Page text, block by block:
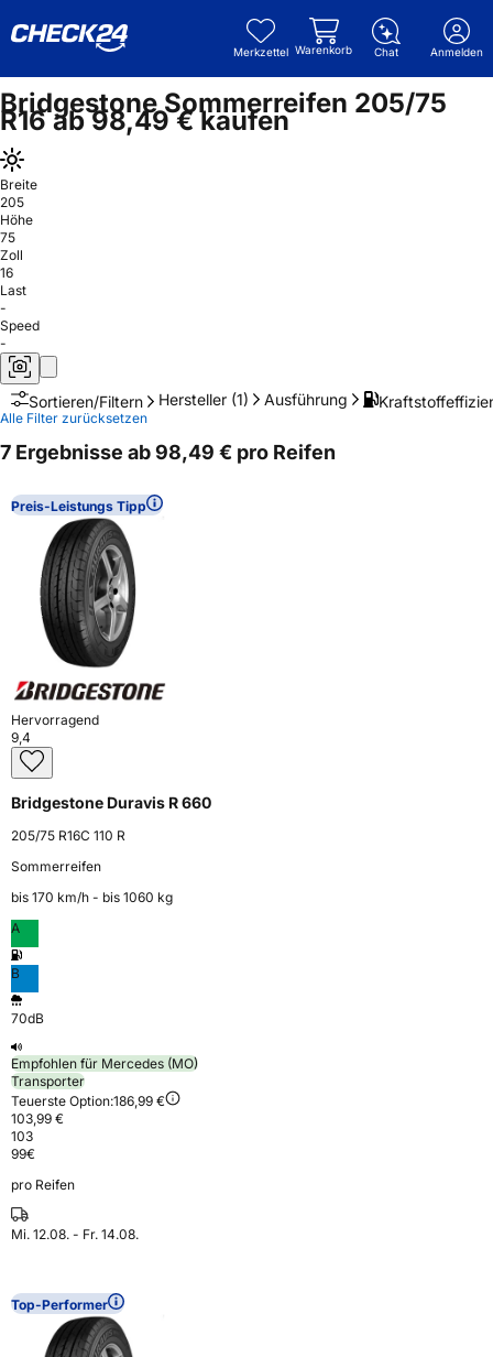
Merkzettel Warenkorb Chat Anmelden
Bridgestone Sommerreifen 205/75
R16 ab 98,49 € kaufen
Breite
205
Höhe
75
Zoll
16
Last
-
Speed
-
Sortieren/Filtern Hersteller (1) Ausführung
Alle Filter zurücksetzen
7 Ergebnisse ab 98,49 € pro Reifen
Preis-Leistungs Tipp
Hervorragend
9,4
Bridgestone Duravis R 660
205/75 R16C 110 R
Sommerreifen
bis 170 km⁠/⁠h - bis 1060 kg
A
B
70dB
Empfohlen für Mercedes (MO)
Transporter
Teuerste Option:186,99 €
103,99 €
103
99€
pro Reifen
Mi. 12.08. - Fr. 14.08.
Top-Performer